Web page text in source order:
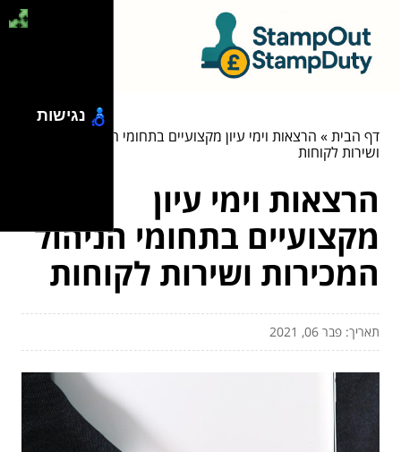
דף הבית» הרצאות וימי עיון מקצועיים בתחומי הניהול המכירות
ושירות לקוחות
הרצאות וימי עיון
מקצועיים בתחומי הניהול
המכירות ושירות לקוחות
תאריך: פבר 06, 2021
נגישות